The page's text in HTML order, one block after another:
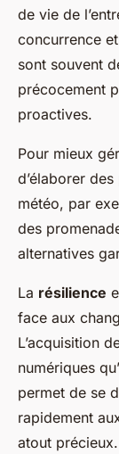
de vie de
concurrence et
sont souvent
précocement
proactives.
Pour mieux
d’élaborer
météo, par
des
alternatives
La résilience
face aux
L’acquisition
numériques
permet de se
rapidement
atout précieux.